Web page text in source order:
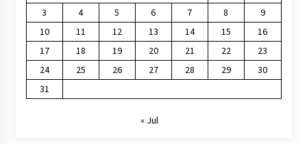
3
4 5 6 7 8
9
10
11 12 13 14 15
16
17
18 19 20 21 22
23
24
25 26 27 28 29
30
31
« Jul